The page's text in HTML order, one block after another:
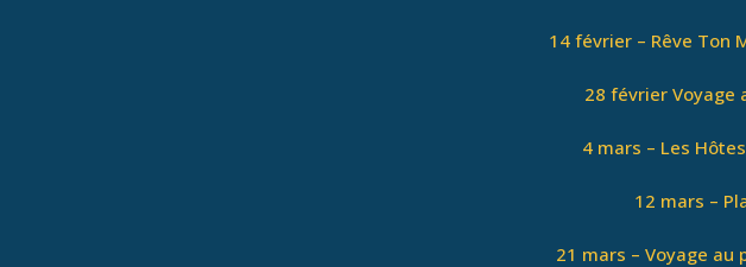
14 février – Rêve Ton
28 février Voyage
4 mars – Les
12 mars –
21 mars – Voyage au